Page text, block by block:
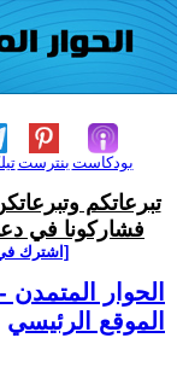
بنترست بودكاست
تبرعاتكم
فشاركونا في
[اشترك في
الحوار المتمدن
الموقع الرئيسي